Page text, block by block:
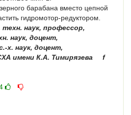
барабана вместо цепной
гидромотор-редуктором.
наук, профессор,
наук, доцент,
х. наук, доцент,
имени К.А. Тимирязева f